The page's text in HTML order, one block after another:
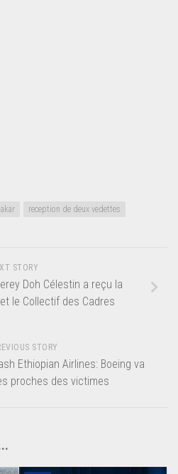
reception de deux vedettes
STORY
Doh Célestin a reçu la
le Collectif des Cadres
STORY
Ethiopian Airlines: Boeing va
proches des victimes